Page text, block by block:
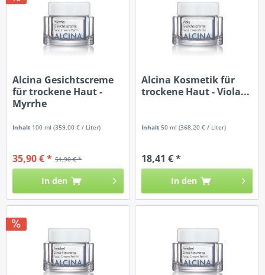
Alcina Gesichtscreme
für trockene Haut -
Myrrhe
Inhalt 100 ml(359,00 € / Liter)
51,90 € *
35,90 € *
In den
Alcina Kosmetik für
trockene Haut - Viola...
Inhalt50 ml(368,20 € / Liter)
18,41 € *
In den